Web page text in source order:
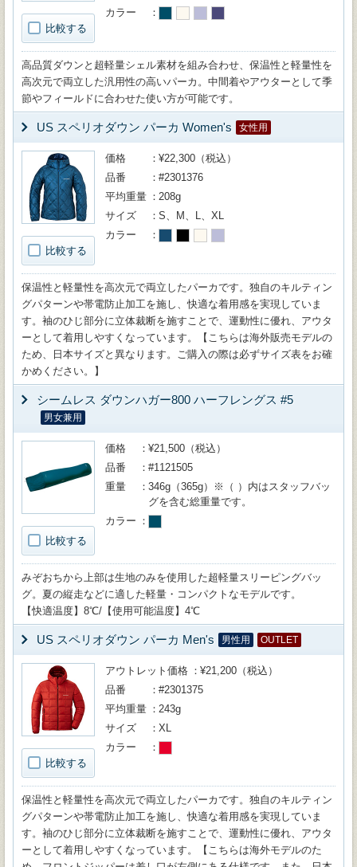
比較する
カラー
高品質ダウンと超軽量シェル素材を組み合わせ、保温性と軽量性を
高次元で両立した汎用性の高いパーカ。中間着やアウターとして季
節やフィールドに合わせた使い方が可能です。
US スペリオダウン パーカ Women's 女性用
比較する
価格
¥22,300（税込）
品番
#2301376
平均重量
208g
サイズ
S、M、L、XL
カラー
保温性と軽量性を高次元で両立したパーカです。独自のキルティン
グパターンや帯電防止加工を施し、快適な着用感を実現していま
す。袖のひじ部分に立体裁断を施すことで、運動性に優れ、アウタ
ーとして着用しやすくなっています。【こちらは海外販売モデルの
ため、日本サイズと異なります。ご購入の際は必ずサイズ表をお確
かめください。】
シームレス ダウンハガー800 ハーフレングス #5
男女兼用
比較する
価格
¥21,500（税込）
品番
#1121505
重量
346g（365g）※（ ）内はスタッフバッ
グを含む総重量です。
カラー
みぞおちから上部は生地のみを使用した超軽量スリーピングバッ
グ。夏の縦走などに適した軽量・コンパクトなモデルです。
【快適温度】8℃/【使用可能温度】4℃
US スペリオダウン パーカ Men's 男性用 OUTLET
比較する
アウトレット価格
¥21,200（税込）
品番
#2301375
平均重量
243g
サイズ
XL
カラー
保温性と軽量性を高次元で両立したパーカです。独自のキルティン
グパターンや帯電防止加工を施し、快適な着用感を実現していま
す。袖のひじ部分に立体裁断を施すことで、運動性に優れ、アウタ
ーとして着用しやすくなっています。【こちらは海外モデルのた